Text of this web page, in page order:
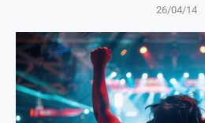
26/04/14